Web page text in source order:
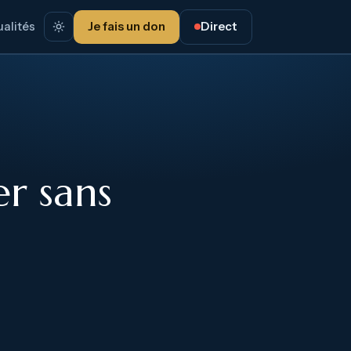
Je fais un don Direct
sans